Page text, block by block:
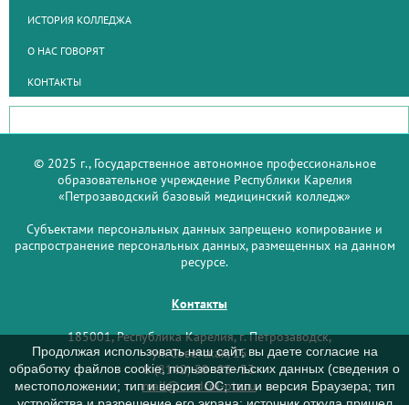
ИСТОРИЯ КОЛЛЕДЖА
О НАС ГОВОРЯТ
КОНТАКТЫ
© 2025 г., Государственное автономное профессиональное
образовательное учреждение Республики Карелия
«Петрозаводский базовый медицинский колледж»
Субъектами персональных данных запрещено копирование и
распространение персональных данных, размещенных на данном
ресурсе.
Контакты
185001, Республика Карелия, г. Петрозаводск,
ул. Советская, 15
8 (8142) 59–93–33
mail@medcol-ptz.ru
Продолжая использовать наш сайт, вы даете согласие на
обработку файлов cookie, пользовательских данных (сведения о
местоположении; тип и версия ОС; тип и версия Браузера; тип